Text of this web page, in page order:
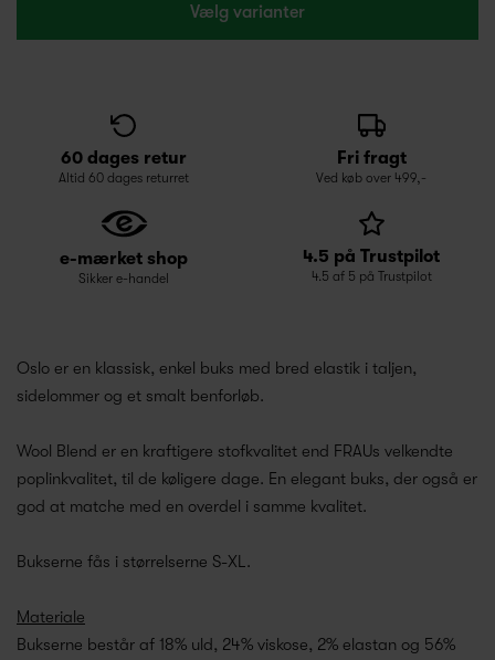
Vælg varianter
60 dages retur
Altid 60 dages returret
Fri fragt
Ved køb over 499,-
e-mærket shop
Sikker e-handel
4.5 på Trustpilot
4.5 af 5 på Trustpilot
Oslo er en klassisk, enkel buks med bred elastik i taljen,
sidelommer og et smalt benforløb.
Wool Blend er en kraftigere stofkvalitet end FRAUs velkendte
poplinkvalitet, til de køligere dage. En elegant buks, der også er
god at matche med en overdel i samme kvalitet.
Bukserne fås i størrelserne S-XL.
Materiale
Bukserne består af 18% uld, 24% viskose, 2% elastan og 56%